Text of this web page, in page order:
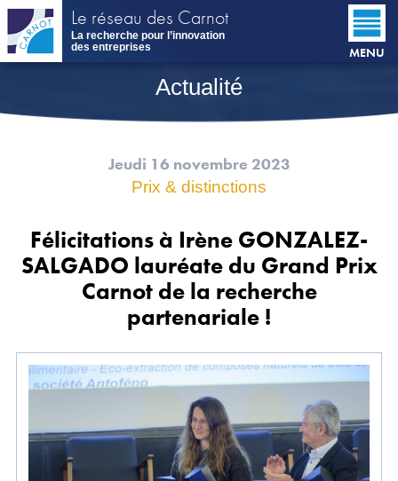
Aller
contenu
principal
Le réseau des Carnot
La recherche pour l’innovation
des entreprises
MENU
Actualité
Jeudi 16 novembre 2023
Prix & distinctions
Félicitations à Irène GONZALEZ-
SALGADO lauréate du Grand Prix
Carnot de la recherche
partenariale !